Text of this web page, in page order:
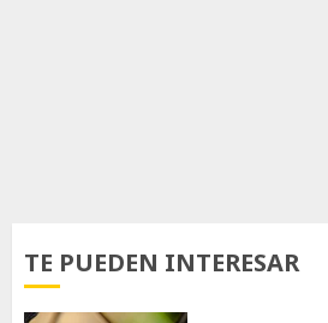
TE PUEDEN INTERESAR